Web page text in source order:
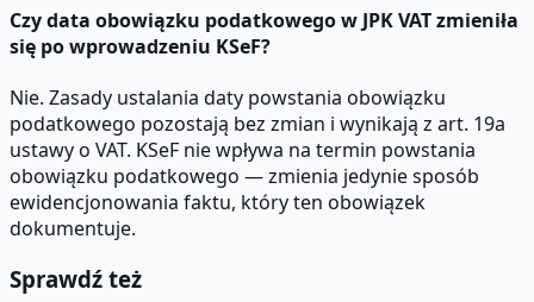
Czy data obowiązku podatkowego w JPK VAT zmieniła
się po wprowadzeniu KSeF?
Nie. Zasady ustalania daty powstania obowiązku
podatkowego pozostają bez zmian i wynikają z art. 19a
ustawy o VAT. KSeF nie wpływa na termin powstania
obowiązku podatkowego — zmienia jedynie sposób
ewidencjonowania faktu, który ten obowiązek
dokumentuje.
Sprawdź też